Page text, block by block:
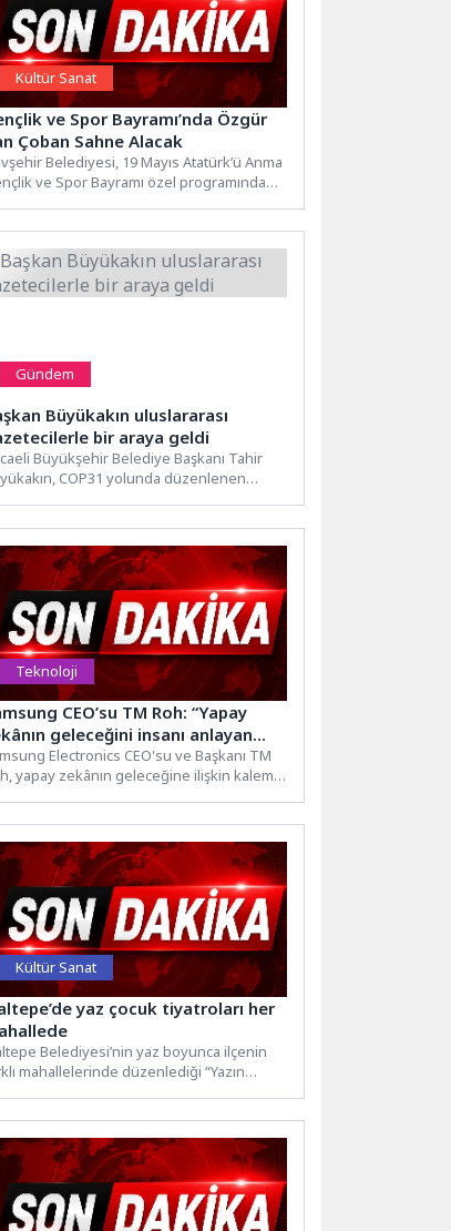
Kültür Sanat
ve Spor Bayramı’nda Özgür
Çoban Sahne Alacak
Belediyesi, 19 Mayıs Atatürk’ü Anma
ve Spor Bayramı özel programında
Gündem
Büyükakın uluslararası
bir araya geldi
Büyükşehir Belediye Başkanı Tahir
COP31 yolunda düzenlenen
Teknoloji
CEO’su TM Roh: “Yapay
geleceğini insanı anlayan
şekillendirecek”
Electronics CEO'su ve Başkanı TM
yapay zekânın geleceğine ilişkin kaleme
Kültür Sanat
yaz çocuk tiyatroları her
Belediyesi’nin yaz boyunca ilçenin
mahallelerinde düzenlediği “Yazın